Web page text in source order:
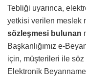
Tebliği uyarınca,
yetkisi verilen meslek
sözleşmesi bulunan
Başkanlığımız e-
için, müşterileri ile
Elektronik